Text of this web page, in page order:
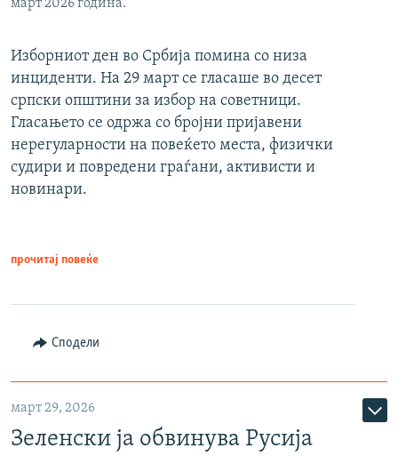
март 2026 година.
Изборниот ден во Србија помина со низа
инциденти. На 29 март се гласаше во десет
српски општини за избор на советници.
Гласањето се одржа со бројни пријавени
нерегуларности на повеќето места, физички
судири и повредени граѓани, активисти и
новинари.
прочитај повеќе
Сподели
март 29, 2026
Зеленски ја обвинува Русија